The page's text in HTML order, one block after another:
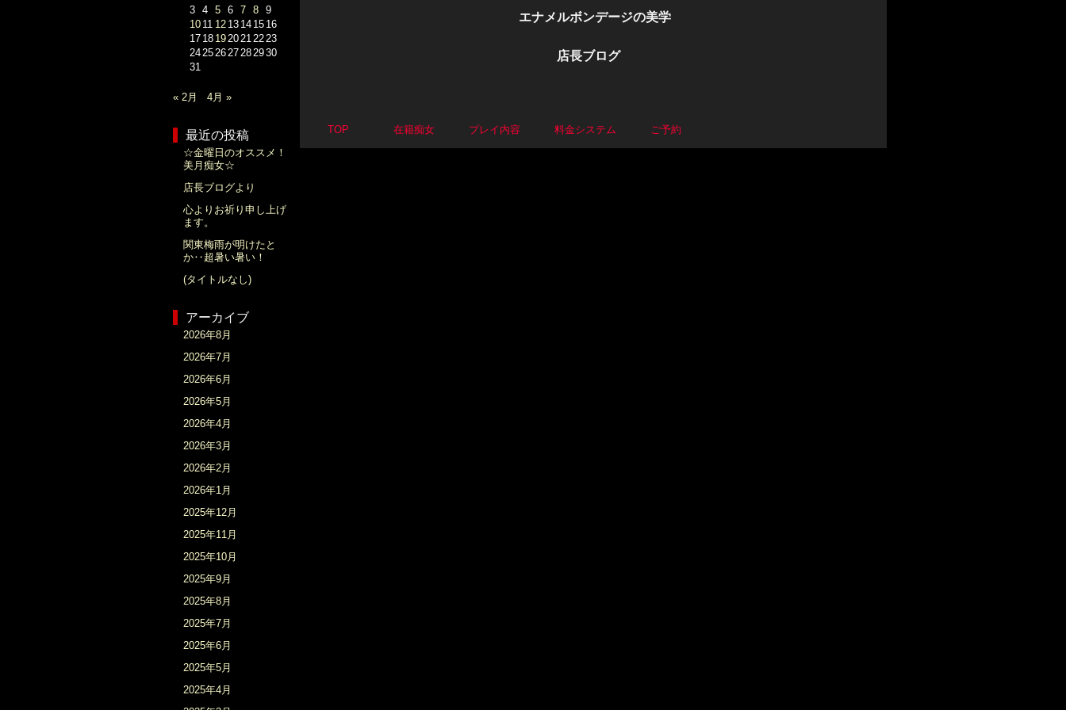
3
4 5 6 7 8
9
10 11 12 13 14 15 16
17 18 1920212223
24252627282930
31
« 2月 4月 »
最近の投稿
☆金曜日のオススメ！
美月痴女☆
店長ブログより
心よりお祈り申し上げ
ます。
関東梅雨が明けたと
か‥超暑い暑い！
(タイトルなし)
アーカイブ
2026年8月
2026年7月
2026年6月
2026年5月
2026年4月
2026年3月
2026年2月
2026年1月
2025年12月
2025年11月
2025年10月
2025年9月
2025年8月
2025年7月
2025年6月
2025年5月
2025年4月
エナメルボンデージの美学
店長ブログ
TOP 在籍痴女 プレイ内容 料金システム ご予約